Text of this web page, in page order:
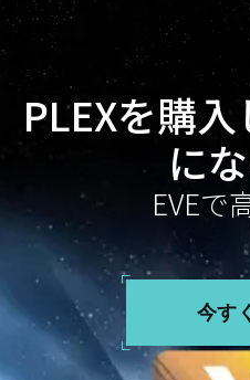
PLEXを購
に
EVEで
今す